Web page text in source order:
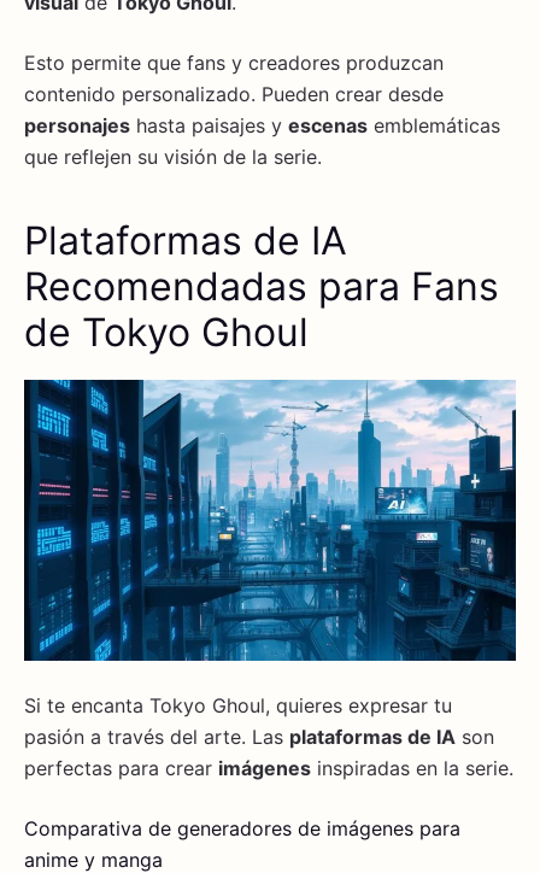
Esto permite que fans y creadores produzcan
contenido personalizado. Pueden crear desde
personajes hasta paisajes y escenas emblemáticas
que reflejen su visión de la serie.
Plataformas de IA
Recomendadas para Fans
de Tokyo Ghoul
Si te encanta Tokyo Ghoul, quieres expresar tu
pasión a través del arte. Las plataformas de IA son
perfectas para crear imágenes inspiradas en la serie.
Comparativa de generadores de imágenes para
anime y manga